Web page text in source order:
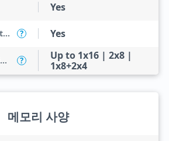
Yes
Intel VT-x with Extended Page Tables (EPT) ? Yes
PCI Express Configurations ?
Up to 1x16 | 2x8 |
1x8+2x4
메모리 사양